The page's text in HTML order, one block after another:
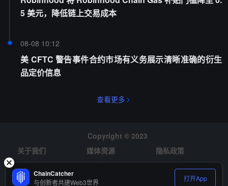
5 美元，降低链上交易成本
08-08 10:12
美 CFTC 警告事件合约市场有义务展示清晰准确的衍生
品定价信息
查看更多
Copyright © 2023
关于我们
媒体资源
隐私政策
风险提示
招聘
ChainCatcher
与创新者共建Web3世界 打开App